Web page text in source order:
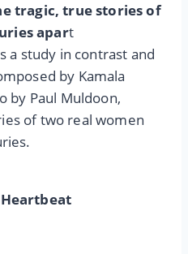
tragic, true stories of
apart
a study in contrast and
by Kamala
by Paul Muldoon,
of two real women